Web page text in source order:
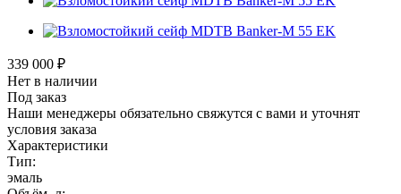
339 000 ₽
Нет в наличии
Под заказ
Наши менеджеры обязательно свяжутся с вами и уточнят
условия заказа
Характеристики
Тип:
эмаль